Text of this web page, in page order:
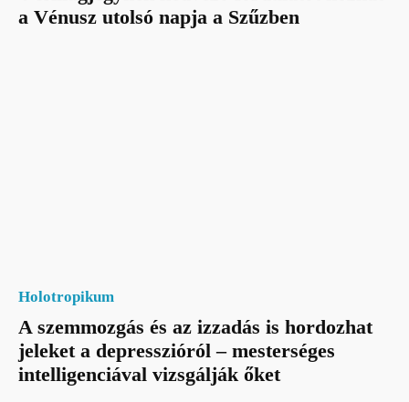
a Vénusz utolsó napja a Szűzben
Holotropikum
A szemmozgás és az izzadás is hordozhat
jeleket a depresszióról – mesterséges
intelligenciával vizsgálják őket